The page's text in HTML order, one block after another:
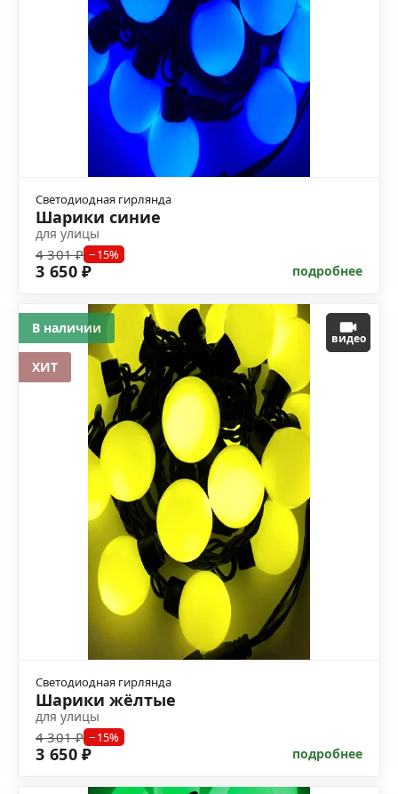
Светодиодная гирлянда
Шарики синие
для улицы
4 301 ₽ −15%
3 650 ₽ подробнее
видео
Светодиодная гирлянда
Шарики жёлтые
для улицы
4 301 ₽ −15%
3 650 ₽ подробнее
В наличии
ХИТ